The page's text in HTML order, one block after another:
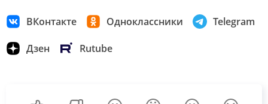
ВКонтакте Одноклассники Telegram
Дзен Rutube